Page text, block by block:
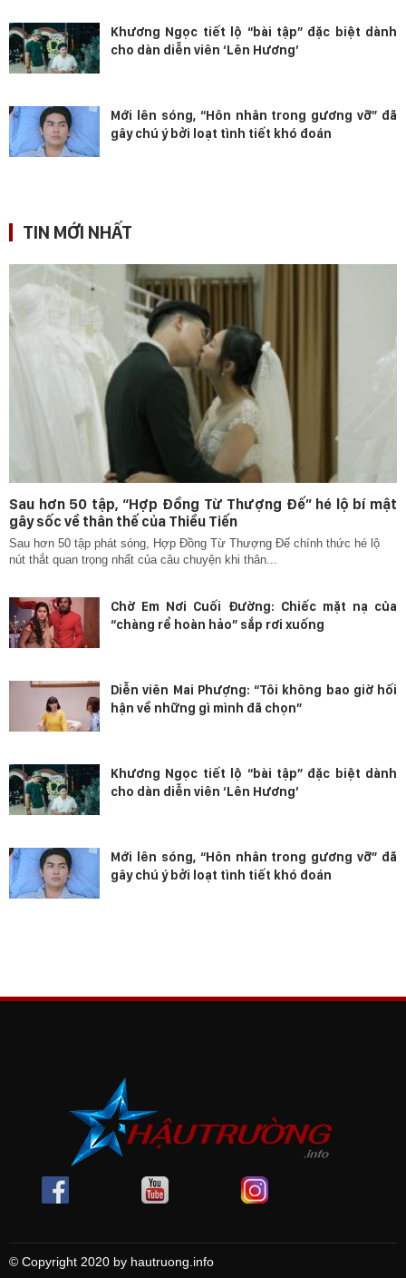
Khương Ngọc tiết lộ “bài tập” đặc biệt dành
cho dàn diễn viên ‘Lên Hương’
Mới lên sóng, “Hôn nhân trong gương vỡ” đã
gây chú ý bởi loạt tình tiết khó đoán
TIN MỚI NHẤT
Sau hơn 50 tập, “Hợp Đồng Từ Thượng Đế” hé lộ bí mật
gây sốc về thân thế của Thiều Tiến
Sau hơn 50 tập phát sóng, Hợp Đồng Từ Thượng Đế chính thức hé lộ
nút thắt quan trọng nhất của câu chuyện khi thân...
Chờ Em Nơi Cuối Đường: Chiếc mặt nạ của
“chàng rể hoàn hảo” sắp rơi xuống
Diễn viên Mai Phượng: “Tôi không bao giờ hối
hận về những gì mình đã chọn”
Khương Ngọc tiết lộ “bài tập” đặc biệt dành
cho dàn diễn viên ‘Lên Hương’
Mới lên sóng, “Hôn nhân trong gương vỡ” đã
gây chú ý bởi loạt tình tiết khó đoán
© Copyright 2020 by hautruong.info